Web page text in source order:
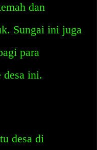
dan
Sungai ini juga
para
desa ini.
desa di